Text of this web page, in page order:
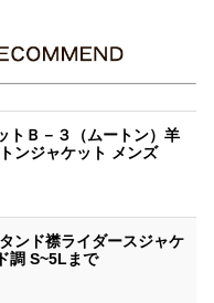
トＢ－３（ムートン）羊
ンジャケット メンズ
ンド襟ライダースジャケ
調 S~5Lまで